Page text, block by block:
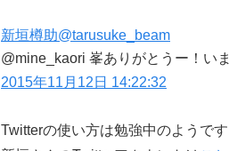
新垣樽助@tarusuke_beam
@mine_kaori 峯ありがとうー！い
2015年11月12日 14:22:32
Twitterの使い方は勉強中のようで